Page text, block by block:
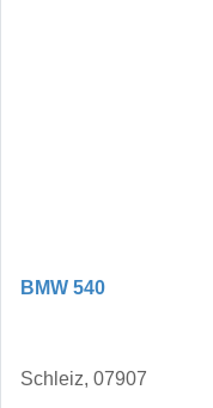
BMW 540
Schleiz, 07907